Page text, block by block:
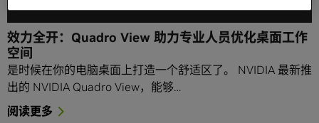
效力全开：Quadro View 助力专业人员优化桌面工作
空间
是时候在你的电脑桌面上打造一个舒适区了。 NVIDIA 最新推
出的 NVIDIA Quadro View，能够…
阅读更多